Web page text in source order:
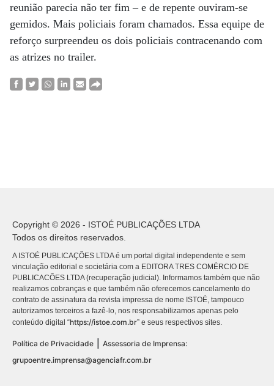
reunião parecia não ter fim – e de repente ouviram-se
gemidos. Mais policiais foram chamados. Essa equipe de
reforço surpreendeu os dois policiais contracenando com
as atrizes no trailer.
Copyright © 2026 - ISTOÉ PUBLICAÇÕES LTDA
Todos os direitos reservados.
A ISTOÉ PUBLICAÇÕES LTDA é um portal digital independente e sem
vinculação editorial e societária com a EDITORA TRES COMÉRCIO DE
PUBLICACÕES LTDA (recuperação judicial). Informamos também que não
realizamos cobranças e que também não oferecemos cancelamento do
contrato de assinatura da revista impressa de nome ISTOÉ, tampouco
autorizamos terceiros a fazê-lo, nos responsabilizamos apenas pelo
conteúdo digital “https://istoe.com.br” e seus respectivos sites.
Política de Privacidade
Assessoria de Imprensa:
grupoentre.imprensa@agenciafr.com.br